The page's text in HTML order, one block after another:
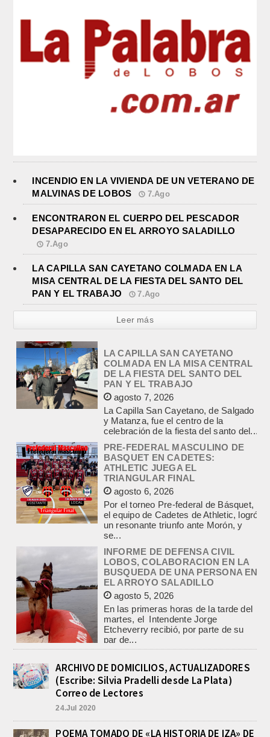
INCENDIO EN LA VIVIENDA DE UN VETERANO DE
MALVINAS DE LOBOS
7.Ago
ENCONTRARON EL CUERPO DEL PESCADOR
DESAPARECIDO EN EL ARROYO SALADILLO
7.Ago
LA CAPILLA SAN CAYETANO COLMADA EN LA
MISA CENTRAL DE LA FIESTA DEL SANTO DEL
PAN Y EL TRABAJO
7.Ago
Leer más
COLMADA EN LA MISA CENTRAL
DE LA FIESTA DEL SANTO DEL
PAN Y EL TRABAJO
agosto 7, 2026
La Capilla San Cayetano, de Salgado
y Matanza, fue el centro de la
celebración de la fiesta del santo del...
BASQUET EN CADETES:
ATHLETIC JUEGA EL
TRIANGULAR FINAL
agosto 6, 2026
Por el torneo Pre-federal de Básquet,
el equipo de Cadetes de Athletic, logró
un resonante triunfo ante Morón, y
se...
LOBOS, COLABORACION EN LA
BUSQUEDA DE UNA PERSONA EN
EL ARROYO SALADILLO
agosto 5, 2026
En las primeras horas de la tarde del
martes, el Intendente Jorge
Etcheverry recibió, por parte de su
par de...
INCENDIO EN LA VIVIENDA DE UN
LOBOS
agosto 7, 2026
Esta tarde fueron requeridos los
ARCHIVO DE DOMICILIOS, ACTUALIZADORES
(Escribe: Silvia Pradelli desde La Plata)
Correo de Lectores
24.Jul 2020
POEMA TOMADO DE «LA HISTORIA DE IZA» DE